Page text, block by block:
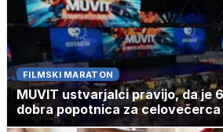
FILMSKI MARATON
MUVIT ustvarjalci pravijo, da je
dobra popotnica za celovečerca